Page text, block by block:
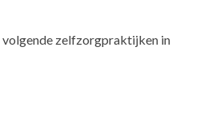
volgende zelfzorgpraktijken in